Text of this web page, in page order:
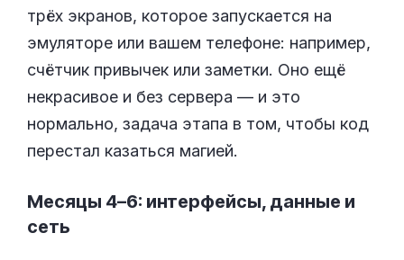
трёх экранов, которое запускается на
эмуляторе или вашем телефоне: например,
счётчик привычек или заметки. Оно ещё
некрасивое и без сервера — и это
нормально, задача этапа в том, чтобы код
перестал казаться магией.
Месяцы 4–6: интерфейсы, данные и
сеть